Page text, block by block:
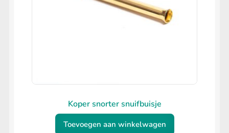
Koper snorter snuifbuisje
Toevoegen aan winkelwagen